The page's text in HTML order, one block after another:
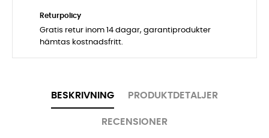
Returpolicy
Gratis retur inom 14 dagar, garantiprodukter
hämtas kostnadsfritt.
BESKRIVNING PRODUKTDETALJER
RECENSIONER